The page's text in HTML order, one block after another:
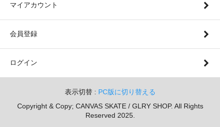
マイアカウント
会員登録
ログイン
表示切替 : PC版に切り替える
Copyright & Copy; CANVAS SKATE / GLRY SHOP. All Rights
Reserved 2025.